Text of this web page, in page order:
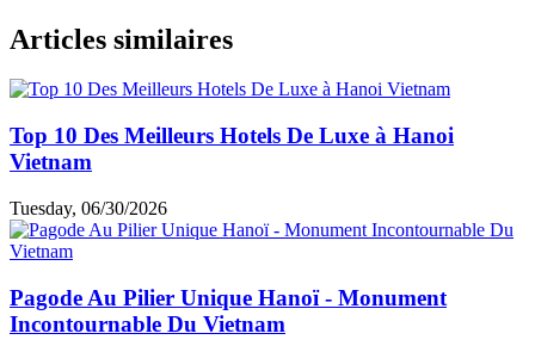
Articles similaires
Top 10 Des Meilleurs Hotels De Luxe à Hanoi
Vietnam
Tuesday, 06/30/2026
Pagode Au Pilier Unique Hanoï - Monument
Incontournable Du Vietnam